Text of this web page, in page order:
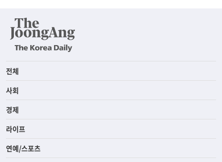
전체
사회
경제
라이프
연예/스포츠